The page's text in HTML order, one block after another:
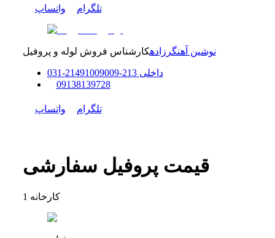
قیمت پروفیل سفارشی
1 کارخانه
تلگرام واتساپ
نوشین آهنگرزادهکارشناس فروش لوله و پروفیل
داخلی213-214
91009009
-
031
09138139728
تلگرام واتساپ